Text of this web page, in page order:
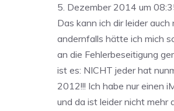
5. Dezember 2014 um
Das kann ich dir leider auch
andernfalls hätte ich mich
an die Fehlerbeseitigung
ist es: NICHT jeder hat
2012!!! Ich habe nur einen
und da ist leider nicht mehr